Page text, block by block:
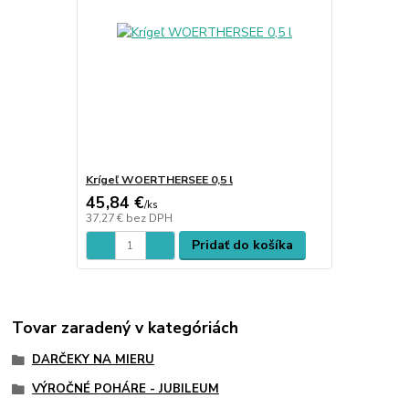
Krígeľ WOERTHERSEE 0,5 l
45,84 €/ks
37,27 € bez DPH
Pridať do košíka
Tovar zaradený v kategóriách
DARČEKY NA MIERU
VÝROČNÉ POHÁRE - JUBILEUM